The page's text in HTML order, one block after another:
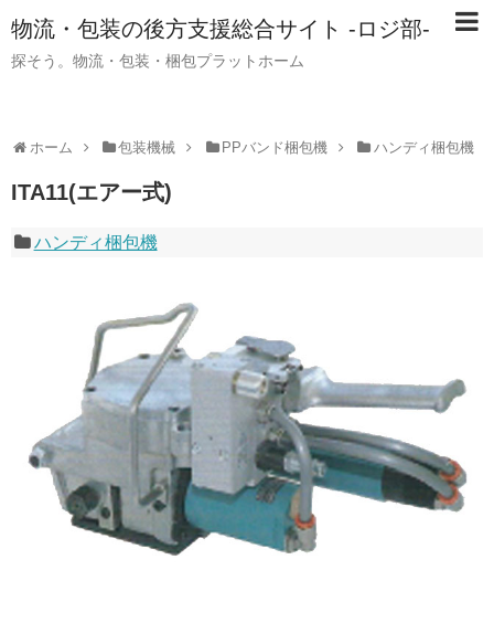
物流・包装の後方支援総合サイト -ロジ部-
探そう。物流・包装・梱包プラットホーム
ホーム 包装機械 PPバンド梱包機 ハンディ梱包機
ITA11(エアー式)
ハンディ梱包機